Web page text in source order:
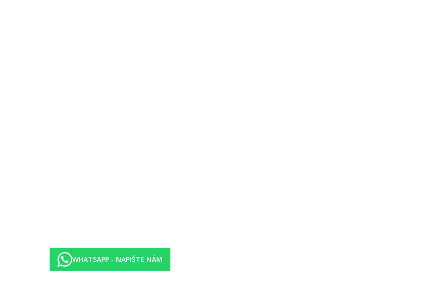
za poplatek
rezervace na recepci)
WHATSAPP - NAPIŠTE NÁM